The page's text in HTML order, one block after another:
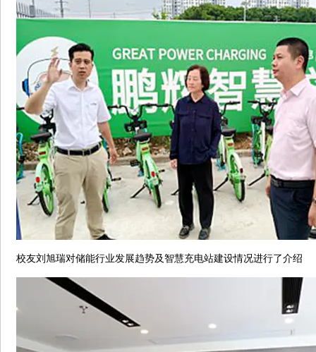
校友刘旭瑞对储能行业发展趋势及智慧充电站建设情况进行了介绍